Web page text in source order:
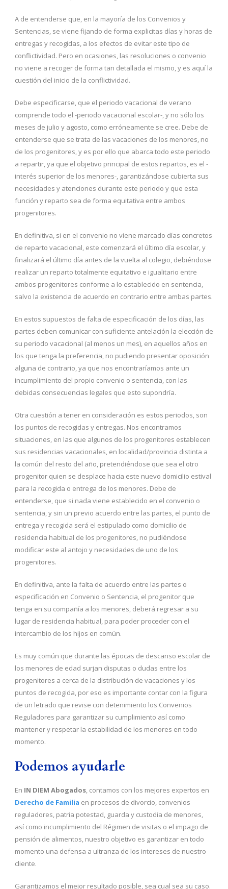
A de entenderse que, en la mayoría de los Convenios y
Sentencias, se viene fijando de forma explicitas días y horas de
entregas y recogidas, a los efectos de evitar este tipo de
conflictividad. Pero en ocasiones, las resoluciones o convenio
no viene a recoger de forma tan detallada el mismo, y es aquí la
cuestión del inicio de la conflictividad.
Debe especificarse, que el periodo vacacional de verano
comprende todo el -periodo vacacional escolar-, y no sólo los
meses de julio y agosto, como erróneamente se cree. Debe de
entenderse que se trata de las vacaciones de los menores, no
de los progenitores, y es por ello que abarca todo este periodo
a repartir, ya que el objetivo principal de estos repartos, es el -
interés superior de los menores-, garantizándose cubierta sus
necesidades y atenciones durante este periodo y que esta
función y reparto sea de forma equitativa entre ambos
progenitores.
En definitiva, si en el convenio no viene marcado días concretos
de reparto vacacional, este comenzará el último día escolar, y
finalizará el último día antes de la vuelta al colegio, debiéndose
realizar un reparto totalmente equitativo e igualitario entre
ambos progenitores conforme a lo establecido en sentencia,
salvo la existencia de acuerdo en contrario entre ambas partes.
En estos supuestos de falta de especificación de los días, las
partes deben comunicar con suficiente antelación la elección de
su periodo vacacional (al menos un mes), en aquellos años en
los que tenga la preferencia, no pudiendo presentar oposición
alguna de contrario, ya que nos encontraríamos ante un
incumplimiento del propio convenio o sentencia, con las
debidas consecuencias legales que esto supondría.
Otra cuestión a tener en consideración es estos periodos, son
los puntos de recogidas y entregas. Nos encontramos
situaciones, en las que algunos de los progenitores establecen
sus residencias vacacionales, en localidad/provincia distinta a
la común del resto del año, pretendiéndose que sea el otro
progenitor quien se desplace hacia este nuevo domicilio estival
para la recogida o entrega de los menores. Debe de
entenderse, que si nada viene establecido en el convenio o
sentencia, y sin un previo acuerdo entre las partes, el punto de
entrega y recogida será el estipulado como domicilio de
residencia habitual de los progenitores, no pudiéndose
modificar este al antojo y necesidades de uno de los
progenitores.
En definitiva, ante la falta de acuerdo entre las partes o
especificación en Convenio o Sentencia, el progenitor que
tenga en su compañía a los menores, deberá regresar a su
lugar de residencia habitual, para poder proceder con el
intercambio de los hijos en común.
Es muy común que durante las épocas de descanso escolar de
los menores de edad surjan disputas o dudas entre los
progenitores a cerca de la distribución de vacaciones y los
puntos de recogida, por eso es importante contar con la figura
de un letrado que revise con detenimiento los Convenios
Reguladores para garantizar su cumplimiento así como
mantener y respetar la estabilidad de los menores en todo
momento.
Podemos ayudarle
En IN DIEM Abogados, contamos con los mejores expertos en
Derecho de Familia en procesos de divorcio, convenios
reguladores, patria potestad, guarda y custodia de menores,
así como incumplimiento del Régimen de visitas o el impago de
pensión de alimentos, nuestro objetivo es garantizar en todo
momento una defensa a ultranza de los intereses de nuestro
cliente.
Garantizamos el mejor resultado posible, sea cual sea su caso.